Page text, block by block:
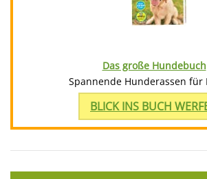
Das große Hundebuch
Spannende Hunderassen für
BLICK INS BUCH